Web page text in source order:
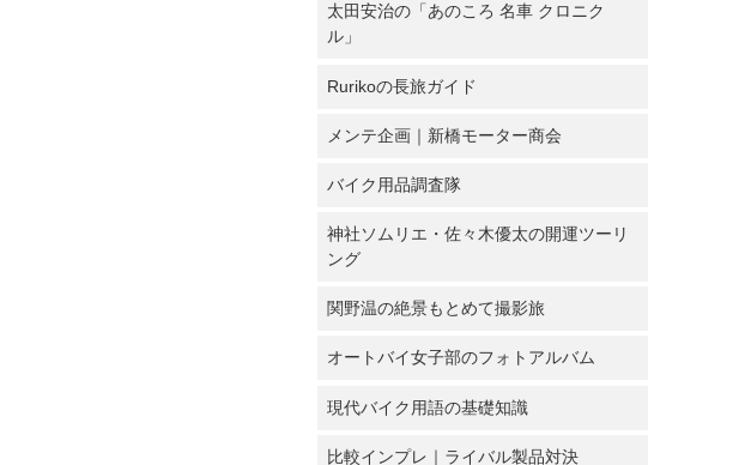
太田安治の「あのころ 名車 クロニク
ル」
Rurikoの長旅ガイド
メンテ企画｜新橋モーター商会
バイク用品調査隊
神社ソムリエ・佐々木優太の開運ツーリ
ング
関野温の絶景もとめて撮影旅
オートバイ女子部のフォトアルバム
現代バイク用語の基礎知識
比較インプレ｜ライバル製品対決